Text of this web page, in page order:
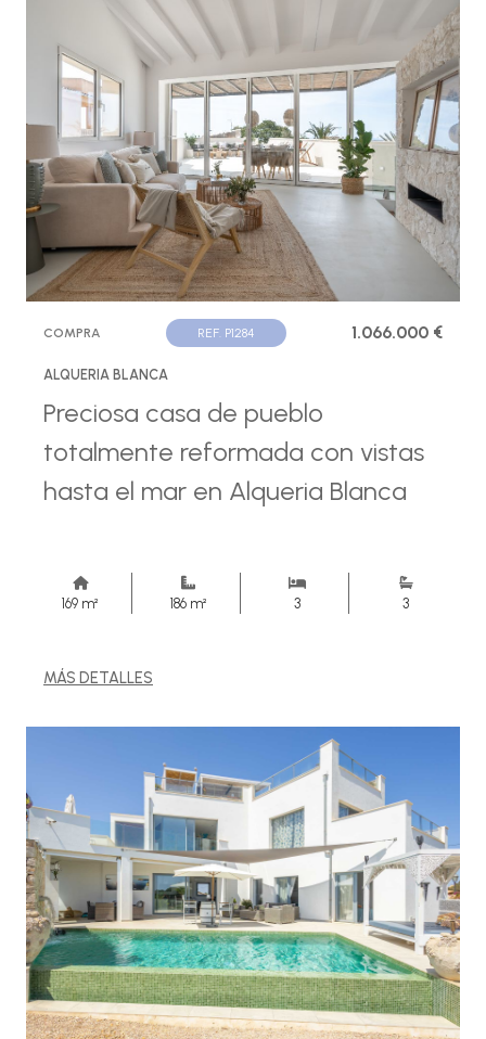
COMPRA REF. P1284 1.066.000 €
ALQUERIA BLANCA
Preciosa casa de pueblo
totalmente reformada con vistas
hasta el mar en Alqueria Blanca
169 m² 186 m² 3 3
MÁS DETALLES